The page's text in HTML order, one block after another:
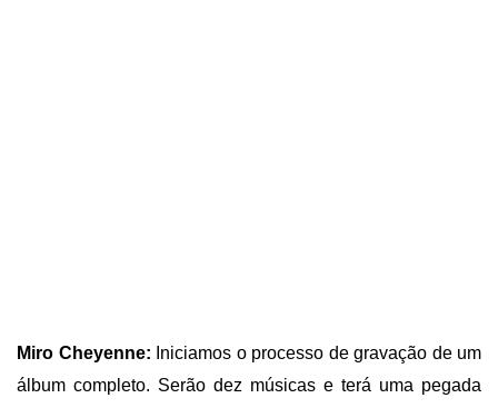
Miro Cheyenne: niciamos o processo de gravação de um
álbum completo. Serão dez músicas e terá uma pegada